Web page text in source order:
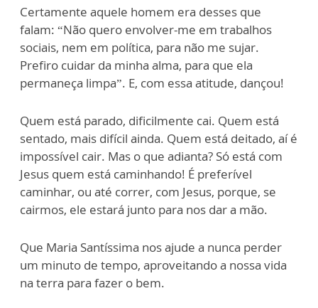
Certamente aquele homem era desses que
falam: “Não quero envolver-me em trabalhos
sociais, nem em política, para não me sujar.
Prefiro cuidar da minha alma, para que ela
permaneça limpa”. E, com essa atitude, dançou!
Quem está parado, dificilmente cai. Quem está
sentado, mais difícil ainda. Quem está deitado, aí é
impossível cair. Mas o que adianta? Só está com
Jesus quem está caminhando! É preferível
caminhar, ou até correr, com Jesus, porque, se
cairmos, ele estará junto para nos dar a mão.
Que Maria Santíssima nos ajude a nunca perder
um minuto de tempo, aproveitando a nossa vida
na terra para fazer o bem.